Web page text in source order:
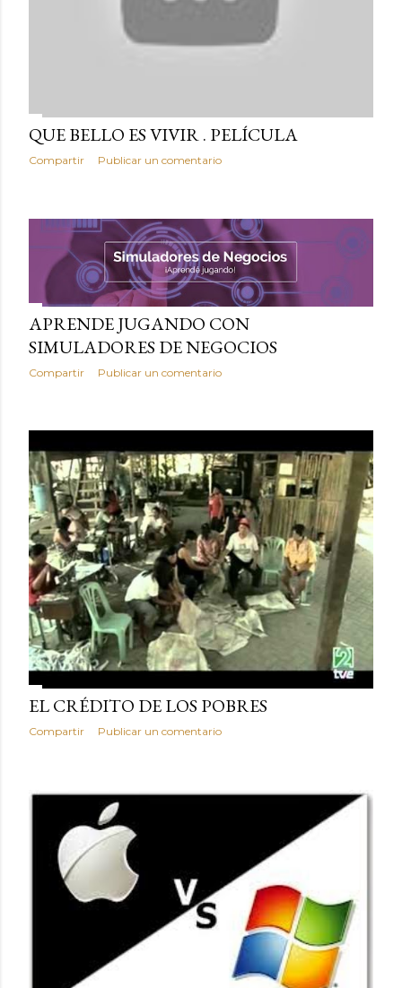
QUE BELLO ES VIVIR . PELÍCULA
Compartir Publicar un comentario
APRENDE JUGANDO CON
SIMULADORES DE NEGOCIOS
Compartir Publicar un comentario
EL CRÉDITO DE LOS POBRES
Compartir Publicar un comentario